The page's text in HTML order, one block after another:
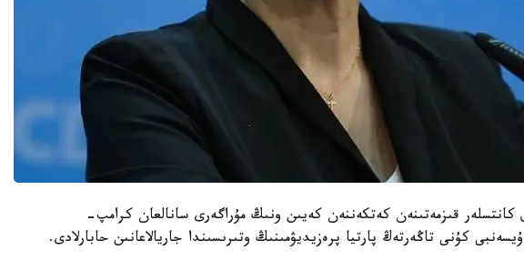
مەركەل كانتسلەر قىزمەتىنەن كەتكەننەن كەيىن ونىڭ مۇراگەرى سانالعان كرامپ-
كۇنى تاڭەرتەڭ پارتيا پرەزيديۋمىنىڭ وتىرىسىندا جاريالاعانىن حابارلادى.